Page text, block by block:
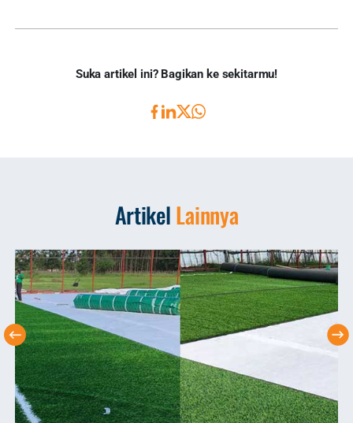
Suka artikel ini? Bagikan ke sekitarmu!
ArtikelLainnya